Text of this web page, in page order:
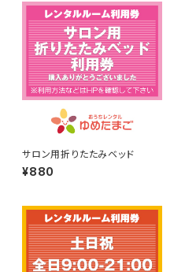
サロン用折りたたみベッド
¥880